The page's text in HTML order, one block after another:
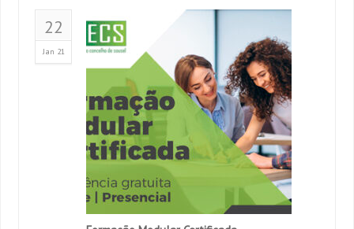
22
Jan 21